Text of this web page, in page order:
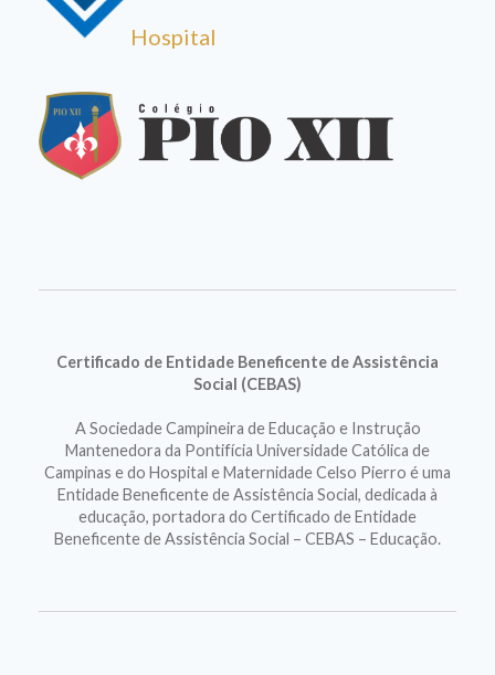
Hospital
Certificado de Entidade Beneficente de Assistência
Social (CEBAS)
A Sociedade Campineira de Educação e Instrução
Mantenedora da Pontifícia Universidade Católica de
Campinas e do Hospital e Maternidade Celso Pierro é uma
Entidade Beneficente de Assistência Social, dedicada à
educação, portadora do Certificado de Entidade
Beneficente de Assistência Social – CEBAS – Educação.